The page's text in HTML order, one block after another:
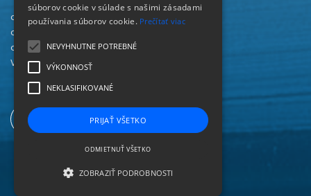
odd. beletrie 034/654 3780
odd. odbornej literatúry 034/651 2710
odd. pre deti a mládež 034/654 6519
Viac kontaktov nájdete
súborov cookie v súlade s našimi zásadami
používania súborov cookie. Prečítať viac
NEVYHNUTNE POTREBNÉ
VÝKONNOSŤ
NEKLASIFIKOVANÉ
PRIJAŤ VŠETKO
ODMIETNUŤ VŠETKO
ZOBRAZIŤ PODROBNOSTI